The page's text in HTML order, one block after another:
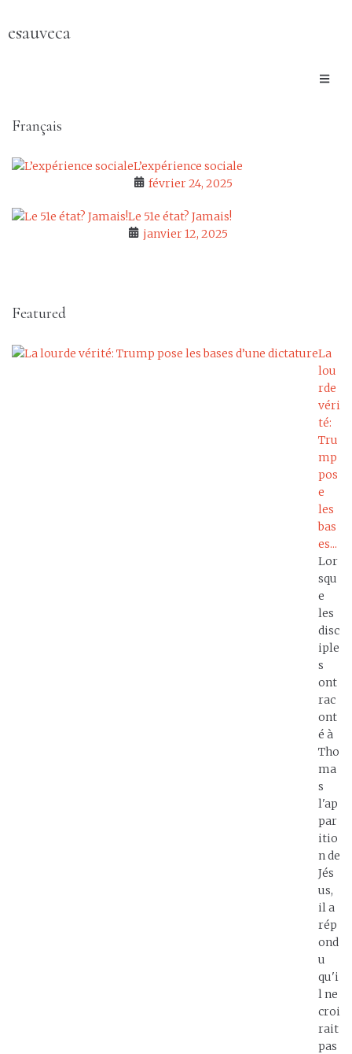
esauveca
Français
L’expérience sociale
février 24, 2025
Le 51e état? Jamais!
janvier 12, 2025
Featured
La
lou
rde
véri
té:
Tru
mp
pos
e
les
bas
es...
Lor
squ
e
les
disc
iple
s
ont
rac
ont
é à
Tho
ma
s
l'ap
par
itio
n de
Jés
us,
il a
rép
ond
u
qu'i
l ne
croi
rait
pas